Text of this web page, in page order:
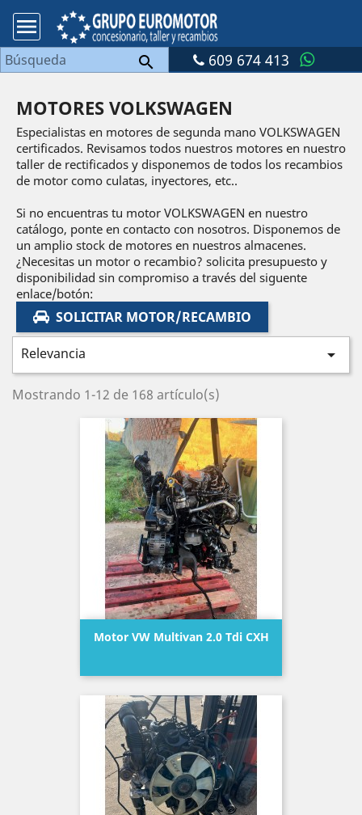

 609 674 413
MOTORES VOLKSWAGEN
Especialistas en motores de segunda mano VOLKSWAGEN
certificados. Revisamos todos nuestros motores en nuestro
taller de rectificados y disponemos de todos los recambios
de motor como culatas, inyectores, etc..
Si no encuentras tu motor VOLKSWAGEN en nuestro
catálogo, ponte en contacto con nosotros. Disponemos de
un amplio stock de motores en nuestros almacenes.
¿Necesitas un motor o recambio? solicita presupuesto y
disponibilidad sin compromiso a través del siguente
enlace/botón:
SOLICITAR MOTOR/RECAMBIO
Relevancia 
Mostrando 1-12 de 168 artículo(s)
Motor VW Multivan 2.0 Tdi CXH